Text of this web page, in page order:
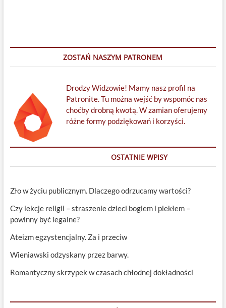
ZOSTAŃ NASZYM PATRONEM
Drodzy Widzowie! Mamy nasz profil na
Patronite. Tu można wejść by wspomóc nas
choćby drobną kwotą. W zamian oferujemy
różne formy podziękowań i korzyści.
OSTATNIE WPISY
Zło w życiu publicznym. Dlaczego odrzucamy wartości?
Czy lekcje religii – straszenie dzieci bogiem i piekłem –
powinny być legalne?
Ateizm egzystencjalny. Za i przeciw
Wieniawski odzyskany przez barwy.
Romantyczny skrzypek w czasach chłodnej dokładności